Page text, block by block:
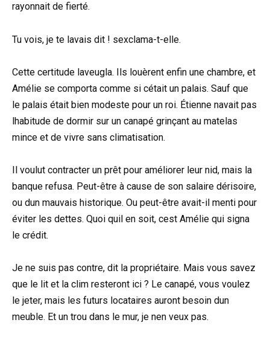
rayonnait de fierté.
Tu vois, je te lavais dit ! sexclama-t-elle.
Cette certitude laveugla. Ils louèrent enfin une chambre, et
Amélie se comporta comme si cétait un palais. Sauf que
le palais était bien modeste pour un roi. Étienne navait pas
lhabitude de dormir sur un canapé grinçant au matelas
mince et de vivre sans climatisation.
Il voulut contracter un prêt pour améliorer leur nid, mais la
banque refusa. Peut-être à cause de son salaire dérisoire,
ou dun mauvais historique. Ou peut-être avait-il menti pour
éviter les dettes. Quoi quil en soit, cest Amélie qui signa
le crédit.
Je ne suis pas contre, dit la propriétaire. Mais vous savez
que le lit et la clim resteront ici ? Le canapé, vous voulez
le jeter, mais les futurs locataires auront besoin dun
meuble. Et un trou dans le mur, je nen veux pas.